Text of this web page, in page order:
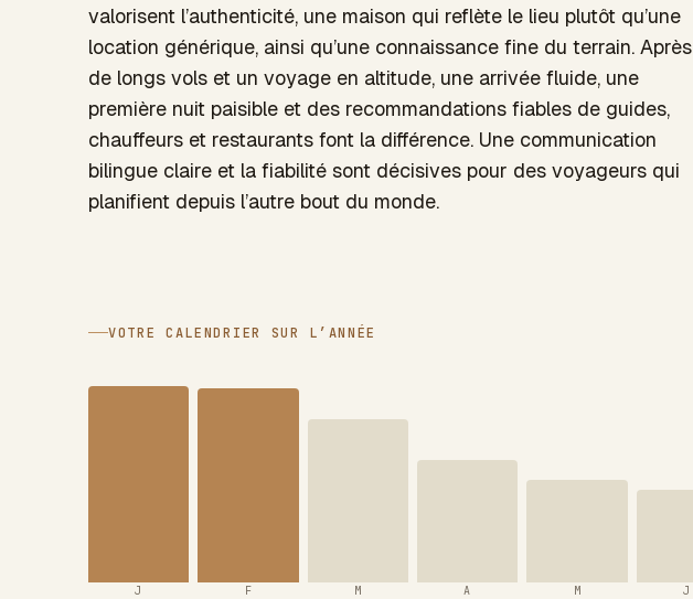
valorisent l’authenticité, une maison qui reflète le lieu plutôt qu’une
location générique, ainsi qu’une connaissance fine du terrain. Après
de longs vols et un voyage en altitude, une arrivée fluide, une
première nuit paisible et des recommandations fiables de guides,
chauffeurs et restaurants font la différence. Une communication
bilingue claire et la fiabilité sont décisives pour des voyageurs qui
planifient depuis l’autre bout du monde.
VOTRE CALENDRIER SUR L’ANNÉE
J F M A M J